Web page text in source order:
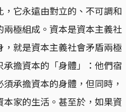
它永遠由對立的、不可調和
極組成。資本是資本主義社
就是資本主義社會矛盾兩極
擔資本的「身體」：他們宿
承擔資本的身體，但同時，
家的生活。甚至於，如果資